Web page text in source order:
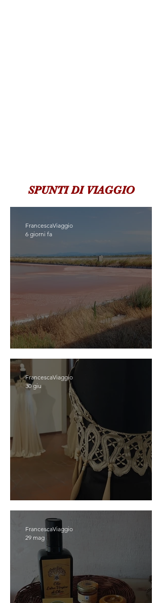
SPUNTI DI VIAGGIO
SCOPRIASSAPORA CERVIA
FrancescaViaggio
6 giorni fa
OFFIDA
FrancescaViaggio
30 giu
FrancescaViaggio
29 mag